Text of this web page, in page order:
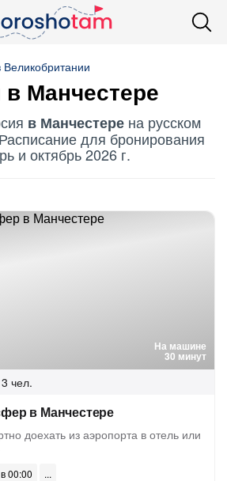
Великобритании
в Манчестере
в Манчестере на русском
для бронирования
и октябрь 2026 г.
На машине
30 минут
чел.
в Манчестере
доехать из аэропорта в отель или
00:00